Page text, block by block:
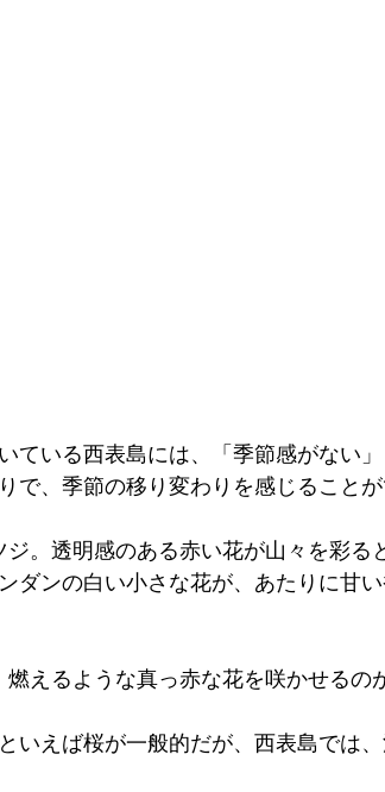
ている西表島には、「季節感がない
で、季節の移り変わりを感じること
。透明感のある赤い花が山々を彩る
ダンの白い小さな花が、あたりに甘
えるような真っ赤な花を咲かせるの
いえば桜が一般的だが、西表島では